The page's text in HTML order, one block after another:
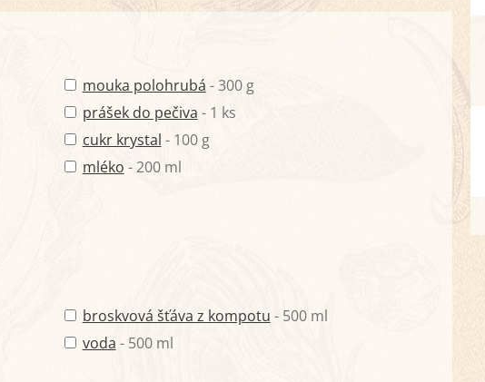
mouka polohrubá - 300 g
prášek do pečiva - 1 ks
cukr krystal - 100 g
mléko - 200 ml
broskvová šťáva z kompotu - 500 ml
voda - 500 ml